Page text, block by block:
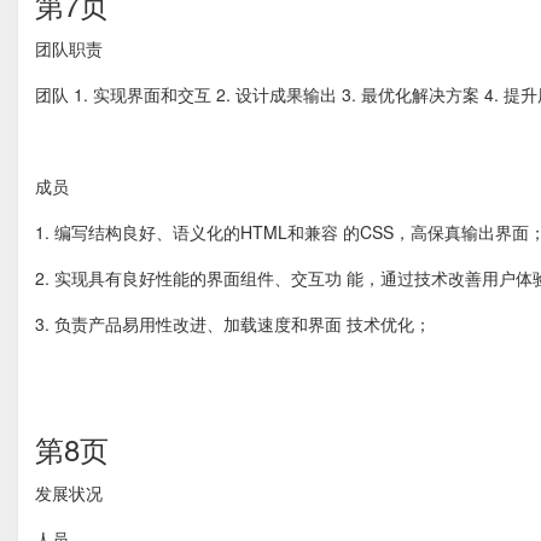
团队职责
团队 1. 实现界面和交互 2. 设计成果输出 3. 最优化解决方案 4. 提
成员
1. 编写结构良好、语义化的HTML和兼容 的CSS，高保真输出界面；
2. 实现具有良好性能的界面组件、交互功 能，通过技术改善用户体
3. 负责产品易用性改进、加载速度和界面 技术优化；
第8页
发展状况